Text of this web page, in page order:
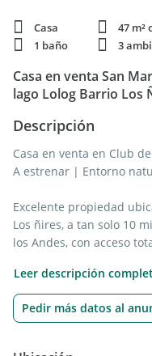
Casa 47 m²
1 baño
3
Casa en venta San
lago Lolog Barrio Los
Descripción
Casa en venta en Club
A estrenar | Entorno
Excelente propiedad
Los ñires, a tan solo 10
los Andes, con acceso
por su calidad
privilegiado, dentro de
expensas.
inversión en renta
Leer descripción
Pedir más datos al